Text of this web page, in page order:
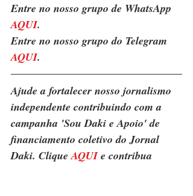
Entre no nosso grupo de WhatsApp
AQUI.
Entre no nosso grupo do Telegram
AQUI.
Ajude a fortalecer nosso jornalismo
independente contribuindo com a
campanha 'Sou Daki e Apoio' de
financiamento coletivo do Jornal
Daki. Clique AQUI e contribua